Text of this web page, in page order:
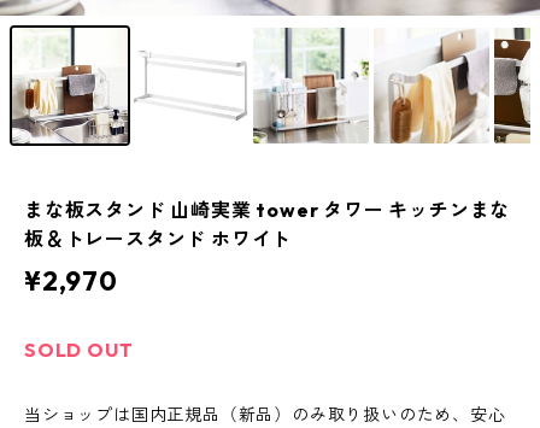
まな板スタンド 山崎実業 tower タワー キッチンまな
板＆トレースタンド ホワイト
¥2,970
SOLD OUT
当ショップは国内正規品（新品）のみ取り扱いのため、安心